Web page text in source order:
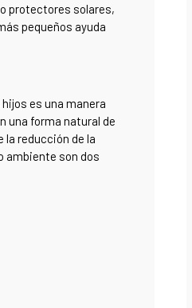
protectores solares,
pequeños ayuda
es una manera
una forma natural de
la reducción de la
ambiente son dos